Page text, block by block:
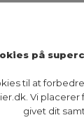
på
til at
Vi placerer
givet dit